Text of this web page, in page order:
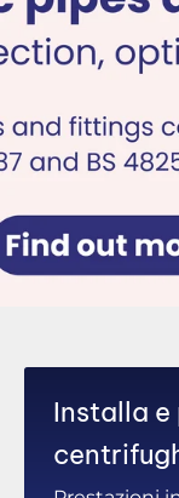
Installa e